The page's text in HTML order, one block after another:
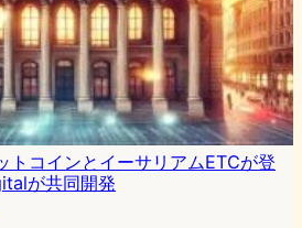
トコインとイーサリアムETCが登
が共同開発